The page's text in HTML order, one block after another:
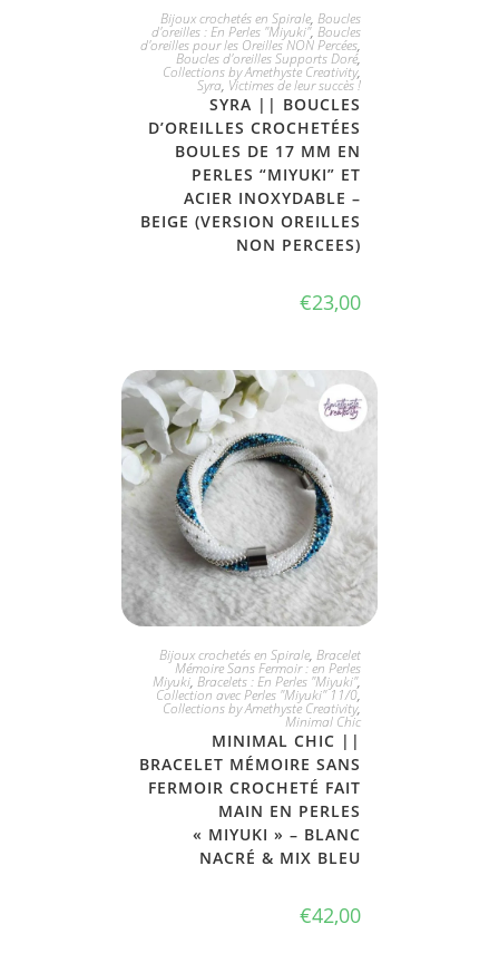
PLUS DISPONIBLE
Bijoux crochetés en Spirale, Boucles
d'oreilles : En Perles "Miyuki", Boucles
d'oreilles pour les Oreilles NON Percées,
Boucles d'oreilles Supports Doré,
Collections by Amethyste Creativity,
Syra, Victimes de leur succès !
SYRA || BOUCLES
D’OREILLES CROCHETÉES
BOULES DE 17 MM EN
PERLES “MIYUKI” ET
ACIER INOXYDABLE –
BEIGE (VERSION OREILLES
NON PERCEES)
€23,00
JE L'ADOPTE
Bijoux crochetés en Spirale, Bracelet
Mémoire Sans Fermoir : en Perles
Miyuki, Bracelets : En Perles "Miyuki",
Collection avec Perles "Miyuki" 11/0,
Collections by Amethyste Creativity,
Minimal Chic
MINIMAL CHIC ||
BRACELET MÉMOIRE SANS
FERMOIR CROCHETÉ FAIT
MAIN EN PERLES
« MIYUKI » – BLANC
NACRÉ & MIX BLEU
€42,00